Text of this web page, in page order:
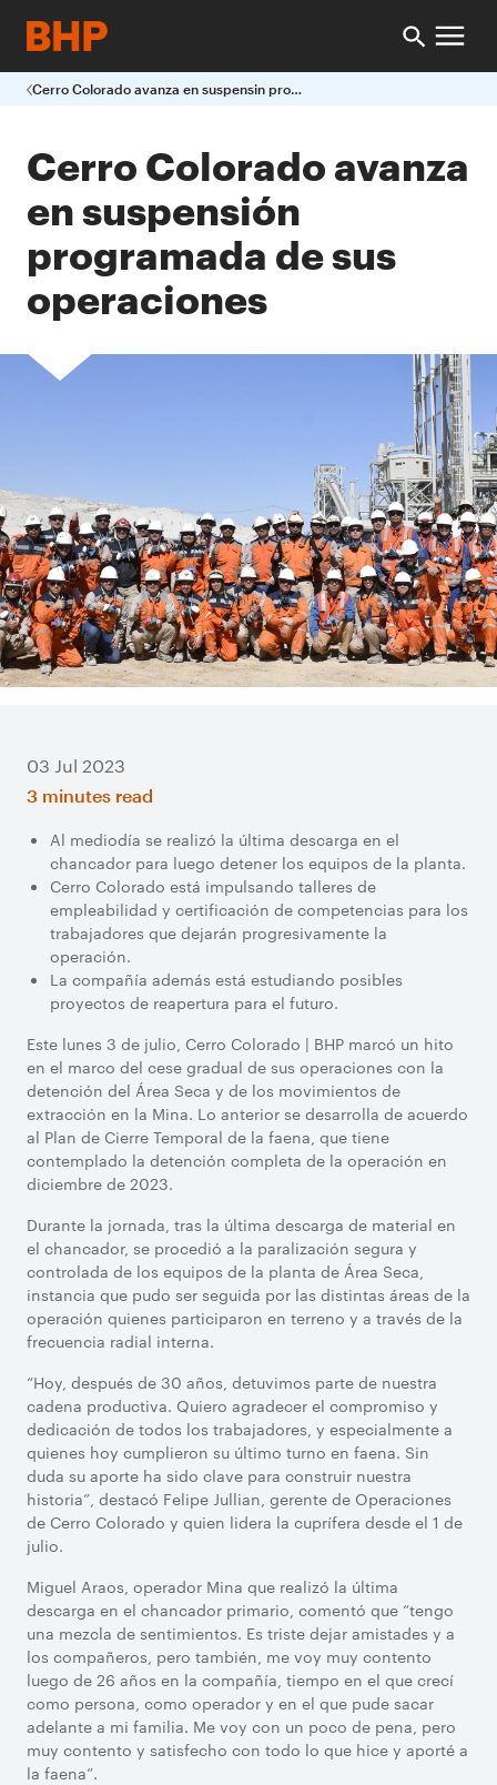
Cerro Colorado avanza en suspensin programada de sus operaciones
Cerro Colorado avanza
en suspensión
programada de sus
operaciones
03 Jul 2023
3 minutes read
Al mediodía se realizó la última descarga en el
chancador para luego detener los equipos de la planta.
Cerro Colorado está impulsando talleres de
empleabilidad y certificación de competencias para los
trabajadores que dejarán progresivamente la
operación.
La compañía además está estudiando posibles
proyectos de reapertura para el futuro.
Este lunes 3 de julio, Cerro Colorado | BHP marcó un hito
en el marco del cese gradual de sus operaciones con la
detención del Área Seca y de los movimientos de
extracción en la Mina. Lo anterior se desarrolla de acuerdo
al Plan de Cierre Temporal de la faena, que tiene
contemplado la detención completa de la operación en
diciembre de 2023.
Durante la jornada, tras la última descarga de material en
el chancador, se procedió a la paralización segura y
controlada de los equipos de la planta de Área Seca,
instancia que pudo ser seguida por las distintas áreas de la
operación quienes participaron en terreno y a través de la
frecuencia radial interna.
“Hoy, después de 30 años, detuvimos parte de nuestra
cadena productiva. Quiero agradecer el compromiso y
dedicación de todos los trabajadores, y especialmente a
quienes hoy cumplieron su último turno en faena. Sin
duda su aporte ha sido clave para construir nuestra
historia”, destacó Felipe Jullian, gerente de Operaciones
de Cerro Colorado y quien lidera la cuprífera desde el 1 de
julio.
Miguel Araos, operador Mina que realizó la última
descarga en el chancador primario, comentó que “tengo
una mezcla de sentimientos. Es triste dejar amistades y a
los compañeros, pero también, me voy muy contento
luego de 26 años en la compañía, tiempo en el que crecí
como persona, como operador y en el que pude sacar
adelante a mi familia. Me voy con un poco de pena, pero
muy contento y satisfecho con todo lo que hice y aporté a
la faena”.